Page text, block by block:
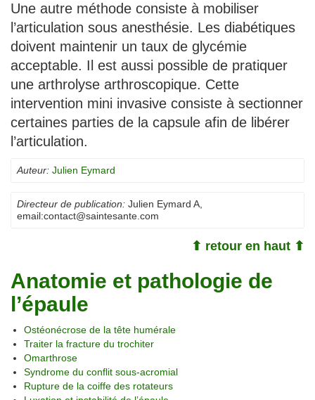
Une autre méthode consiste à mobiliser
l’articulation sous anesthésie. Les diabétiques
doivent maintenir un taux de glycémie
acceptable. Il est aussi possible de pratiquer
une arthrolyse arthroscopique. Cette
intervention mini invasive consiste à sectionner
certaines parties de la capsule afin de libérer
l’articulation.
Auteur: Julien Eymard
Directeur de publication: Julien Eymard A
email:contact@saintesante.com
⬆ retour en haut ⬆
Anatomie et pathologie de
l’épaule
Ostéonécrose de la tête humérale
Traiter la fracture du trochiter
Omarthrose
Syndrome du conflit sous-acromial
Rupture de la coiffe des rotateurs